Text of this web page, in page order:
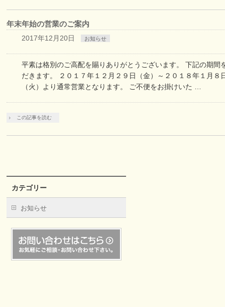
年末年始の営業のご案内
2017年12月20日
お知らせ
平素は格別のご高配を賜りありがとうございます。 下記の期間
だきます。 ２０１７年１２月２９日（金）～２０１８年１月８
（火）より通常営業となります。 ご不便をお掛けいた …
この記事を読む
カテゴリー
お知らせ